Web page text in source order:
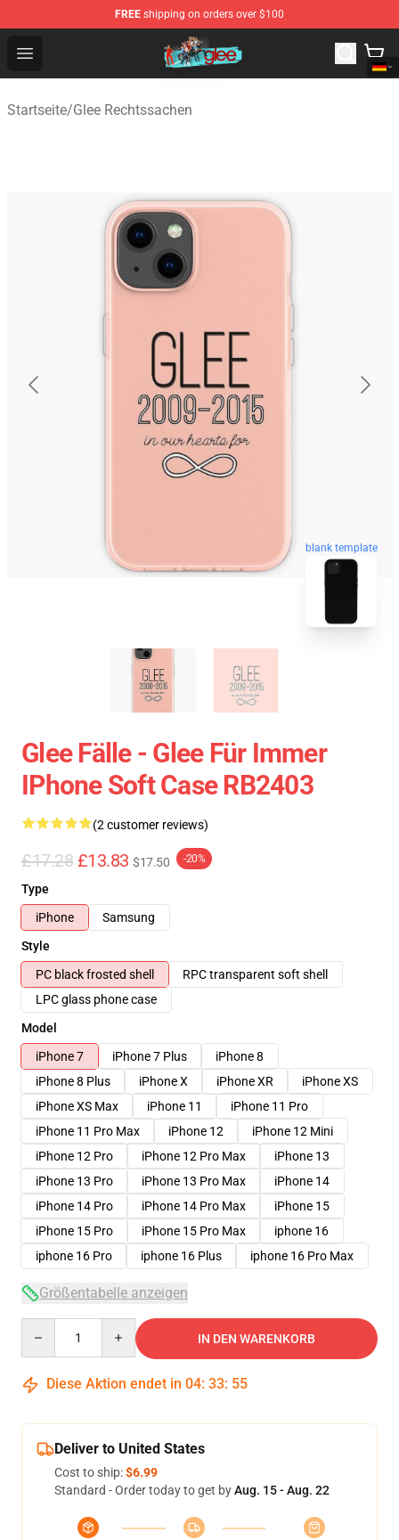
FREE shipping on orders over $100
Open menu
Glee Store - Official Glee Merchandise Shop
Startseite/Glee Rechtssachen
blank template
Glee Fälle - Glee Für Immer
IPhone Soft Case RB2403
(2 customer reviews)
£17.28 £13.83 $17.50 -20%
Type
iPhone
Samsung
Style
PC black frosted shell
RPC transparent soft shell
LPC glass phone case
Model
iPhone 7
iPhone 7 Plus
iPhone 8
iPhone 8 Plus
iPhone X iPhone XR
iPhone XS
iPhone XS Max
iPhone 11
iPhone 11 Pro
iPhone 11 Pro Max
iPhone 12
iPhone 12 Mini
iPhone 12 Pro
iPhone 12 Pro Max
iPhone 13
iPhone 13 Pro
iPhone 13 Pro Max
iPhone 14
iPhone 14 Pro
iPhone 14 Pro Max
iPhone 15
iPhone 15 Pro
iPhone 15 Pro Max
iphone 16
iphone 16 Pro
iphone 16 Plus iphone 16 Pro Max
Größentabelle anzeigen
IN DEN WARENKORB
Diese Aktion endet in 04: 33: 54
Deliver to United States
Cost to ship:$6.99
Standard - Order today to get byAug. 15 - Aug. 22